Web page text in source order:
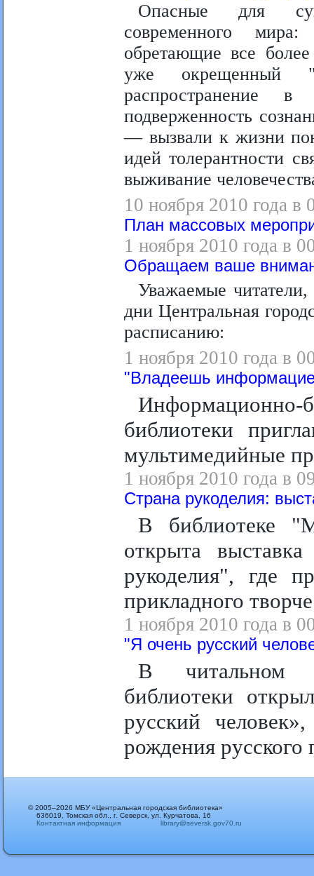
Опасные для
современного
обретающие все
уже окрещенный
распространение
подверженность
— вызвали к жизни
идей толерантности
выживание
10 ноября 2010 года в
План массовых
1 ноября 2010 года в
Обращаем ваше
Уважаемые
дни Центральная
расписанию:
1 ноября 2010 года в
"Владеешь
библиотеки
мультимедийные
1 ноября 2010 года в
Страна рукоделия:
В библиотеке
открыта
рукоделия", где
прикладного
1 ноября 2010 года в
"Я очень русский
В читальном
библиотеки
русский
рождения русского
© 2005–2026 МБУ «Центральная городская библиотека»
636019, Томская обл., г. Северск, ул. Курчатова, 16
Контактная информация
library@seversk.gov70.ru